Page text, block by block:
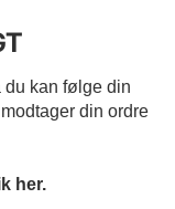
du kan følge din
din ordre
her.